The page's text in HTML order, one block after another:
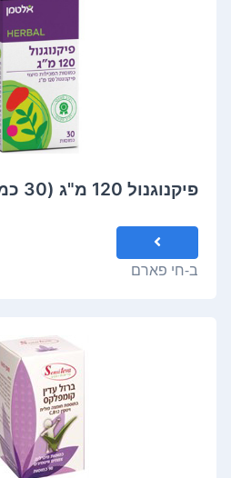
פיקנוגנול 120 מ"ג (30 כמוסות)
ב-חי פארם